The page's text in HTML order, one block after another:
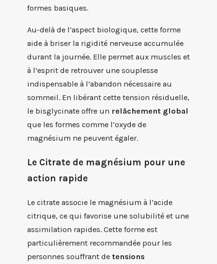
formes basiques.
Au-delà de l’aspect biologique, cette forme
aide à briser la rigidité nerveuse accumulée
durant la journée. Elle permet aux muscles et
à l’esprit de retrouver une souplesse
indispensable à l’abandon nécessaire au
sommeil. En libérant cette tension résiduelle,
le bisglycinate offre un relâchement global
que les formes comme l’oxyde de
magnésium ne peuvent égaler.
Le Citrate de magnésium pour une
action rapide
Le citrate associe le magnésium à l’acide
citrique, ce qui favorise une solubilité et une
assimilation rapides. Cette forme est
particulièrement recommandée pour les
personnes souffrant de tensions